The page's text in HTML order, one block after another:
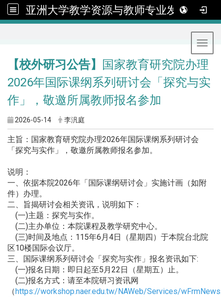
亚洲大学教学资源与教师专业发展中心
【校外研习公告】
国家教育研究院办理
2026年国际课纲系列研讨会「探究与实
作」，敬邀所属教师报名参加
2026-05-14 李汎庭
主旨：国家教育研究院办理2026年国际课纲系列研讨会
「探究与实作」，敬邀所属教师报名参加。
说明：
一、依据本院2026年「国际课纲研讨会」实施计画（如附
件）办理。
二、旨揭研讨会相关资讯，说明如下：
(一)主题：探究与实作。
(二)主办单位：本院课程及教学研究中心。
(三)时间及地点：115年6月4日（星期四）于本院台北院
区10楼国际会议厅。
三、国际课纲系列研讨会「探究与实作」报名资讯如下:
(一)报名日期：即日起至5月22日（星期五）止。
(二)报名方式：请至本院研习资讯网
（ https://workshop.naer.edu.tw/NAWeb/Services/